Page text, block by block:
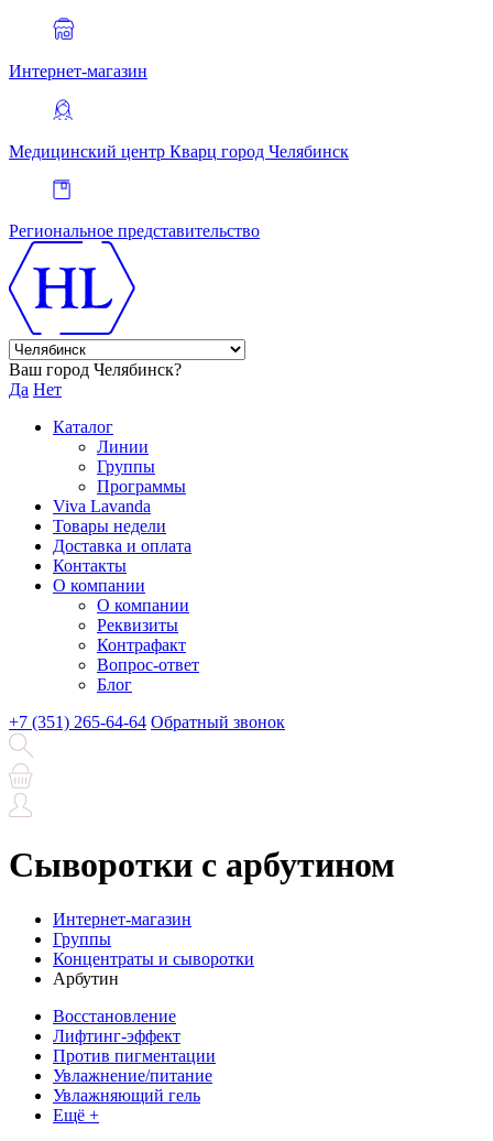
Интернет-магазин
Медицинский центр Кварц город Челябинск
Региональное представительство
Ваш город Челябинск?
Да Нет
Каталог
Линии
Группы
Программы
Viva Lavanda
Товары недели
Доставка и оплата
Контакты
О компании
О компании
Реквизиты
Контрафакт
Вопрос-ответ
Блог
+7 (351) 265-64-64 Обратный звонок
Сыворотки с арбутином
Интернет-магазин
Группы
Концентраты и сыворотки
Арбутин
Восстановление
Лифтинг-эффект
Против пигментации
Увлажнение/питание
Увлажняющий гель
Ещё +